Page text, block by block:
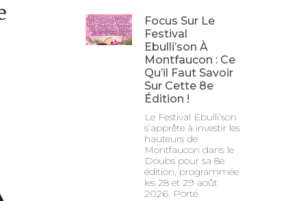
Focus Sur Le
Festival
Ebulli’son À
Montfaucon : Ce
Qu’il Faut Savoir
Sur Cette 8e
Édition !
Le Festival Ebulli’son
s’apprête à investir les
hauteurs de
Montfaucon dans le
Doubs pour sa 8e
édition, programmée
les 28 et 29 août
2026. Porté